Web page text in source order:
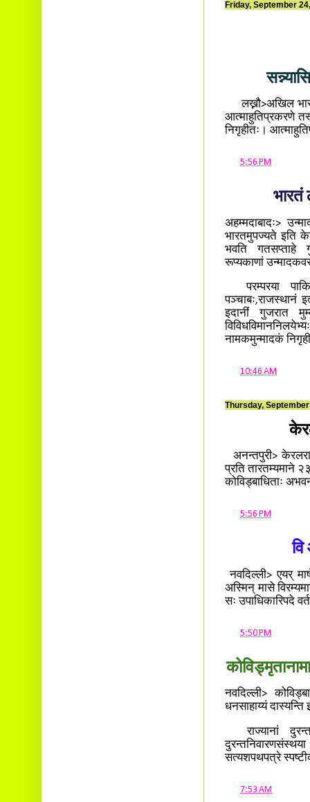
Friday, September
लख्नौ>अखिल
आत्माहुतिप्रकरणे
निगृहीतः।
5:56 PM
भारतं
अहम्मदाबादः>
भारतमुपज्यते इति
भवति गतसप्ताहे
रूप्यकाणां
परम्परया
पञ्चाबः,राजस्थानं
इदानीं गुजरात
नामकमुन्मादकं
10:46 AM
Thursday,
अनन्तपुरी>
प्रति तारतम्यमाने
कोविड्बाधिताः
5:56 PM
नवदिल्ली> एयर्
अस्मिन् मासे
सः उपाधिकारिपदे
5:50 PM
नवदिल्ली>
धनसाहाय्यं दास्यन्ति
राज्यानां
सत्यशपथपत्रे
7:53 AM